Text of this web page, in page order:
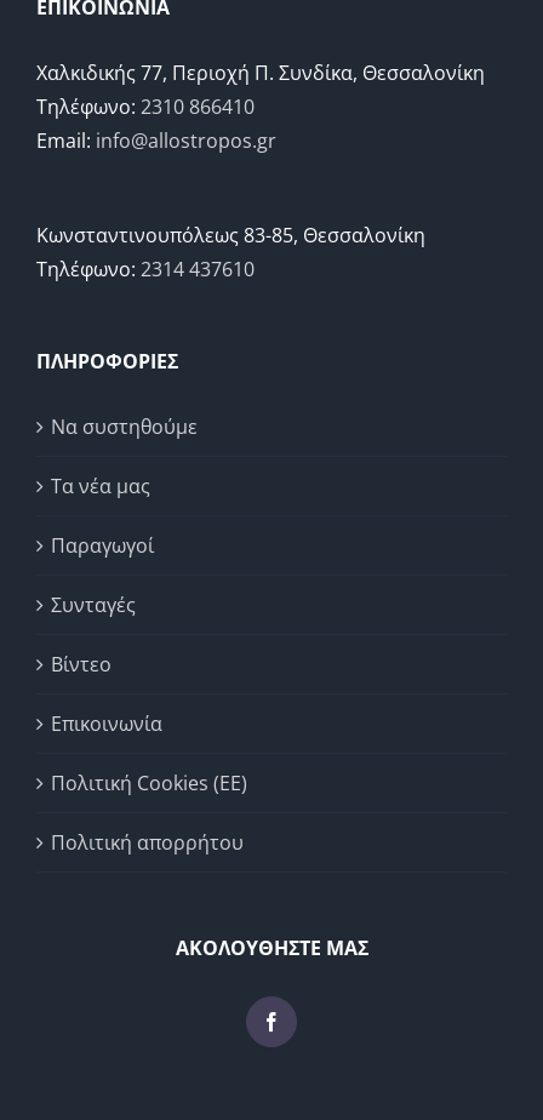
ΕΠΙΚΟΙΝΩΝΙΑ
Χαλκιδικής 77, Περιοχή Π. Συνδίκα, Θεσσαλονίκη
Τηλέφωνο: 2310 866410
Email: info@allostropos.gr
Κωνσταντινουπόλεως 83-85, Θεσσαλονίκη
Τηλέφωνο: 2314 437610
ΠΛΗΡΟΦΟΡΙΕΣ
Να συστηθούμε
Τα νέα μας
Παραγωγοί
Συνταγές
Βίντεο
Επικοινωνία
Πολιτική Cookies (ΕΕ)
Πολιτική απορρήτου
ΑΚΟΛΟΥΘΗΣΤΕ ΜΑΣ